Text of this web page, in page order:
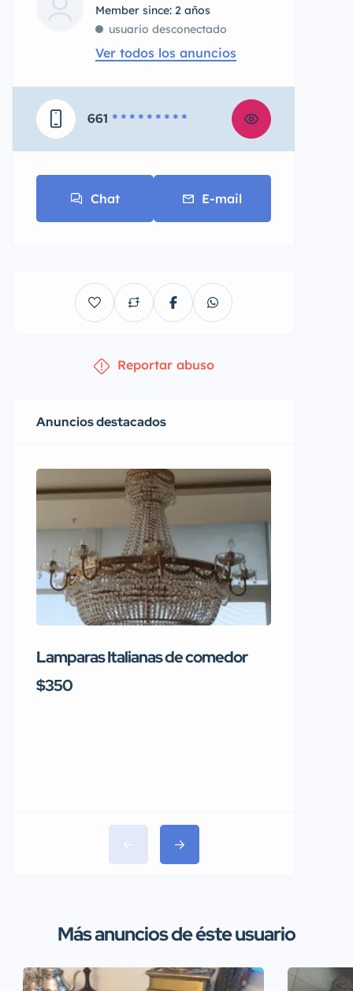
Member since: 2 años
usuario desconectado
Ver todos los anuncios
661 * * * * * * * * *
Chat E-mail
Reportar abuso
Anuncios destacados
Lamparas Italianas de comedor
$350
Más anuncios de éste usuario